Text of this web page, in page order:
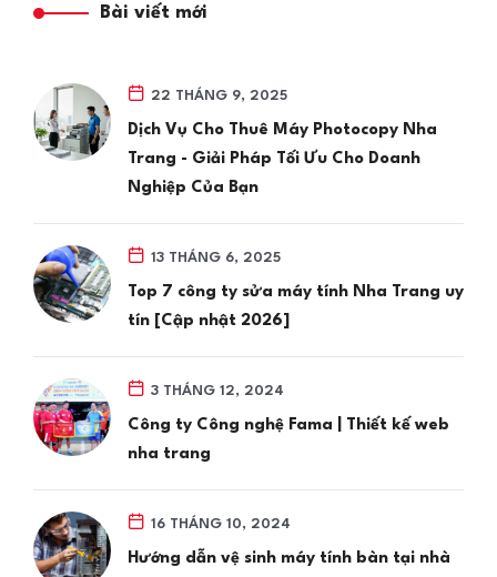
Bài viết mới
22 THÁNG 9, 2025
Dịch Vụ Cho Thuê Máy Photocopy Nha
Trang - Giải Pháp Tối Ưu Cho Doanh
Nghiệp Của Bạn
13 THÁNG 6, 2025
Top 7 công ty sửa máy tính Nha Trang uy
tín [Cập nhật 2026]
3 THÁNG 12, 2024
Công ty Công nghệ Fama | Thiết kế web
nha trang
16 THÁNG 10, 2024
Hướng dẫn vệ sinh máy tính bàn tại nhà